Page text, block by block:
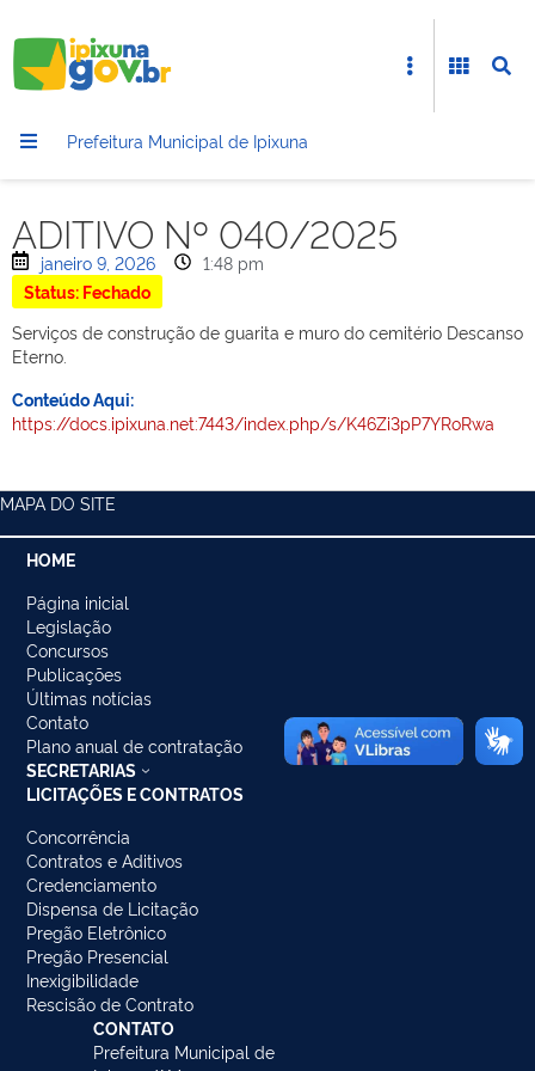
Prefeitura Municipal de Ipixuna
ADITIVO Nº 040/2025
janeiro 9, 2026
1:48 pm
Status: Fechado
Serviços de construção de guarita e muro do cemitério Descanso
Eterno.
Conteúdo Aqui:
https://docs.ipixuna.net:7443/index.php/s/K46Zi3pP7YRoRwa
MAPA DO SITE
HOME
Página inicial
Legislação
Concursos
Publicações
Últimas notícias
Contato
Plano anual de contratação
SECRETARIAS
LICITAÇÕES E CONTRATOS
Concorrência
Contratos e Aditivos
Credenciamento
Dispensa de Licitação
Pregão Eletrônico
Pregão Presencial
Inexigibilidade
Rescisão de Contrato
CONTATO
Prefeitura Municipal de